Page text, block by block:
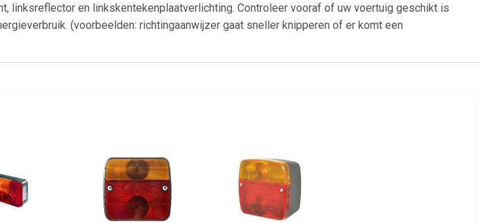
linksreflector en linkskentekenplaatverlichting. Controleer vooraf of uw voertuig geschikt is
(voorbeelden: richtingaanwijzer gaat sneller knipperen of er komt een